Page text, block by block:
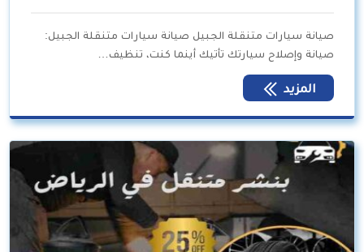
صيانة سيارات متنقلة الجبيل صيانة سيارات متنقلة الجبيل:
صيانة وإصلاح سيارتك تأتيك أينما كنت، تنظيف…
المزيد